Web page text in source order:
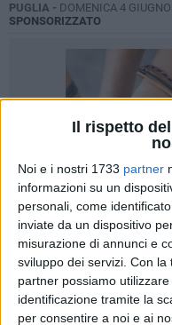
Il rispetto
Noi e i nostri 1733 partner
informazioni su un
personali, come
inviate da un dispositivo
misurazione di annunci e
sviluppo dei servizi. Con la
partner possiamo
identificazione tramite la
per consentire a noi e ai
PUGLIA - DOMENICA 4
SPONSORIZZATO